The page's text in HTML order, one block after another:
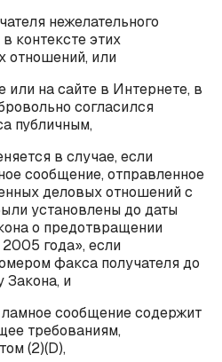
нежелательного
контексте этих
отношений, или
или на сайте в Интернете, в
согласился
публичным,
в случае, если
сообщение, отправленное
деловых отношений с
установлены до даты
о предотвращении
года», если
факса получателя до
Закона, и
сообщение содержит
требованиям,
(2)(D),